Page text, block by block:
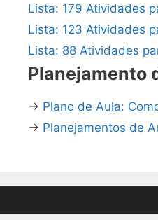
Lista: 179 Atividades
Lista: 123 Atividades
Lista: 88 Atividades
Planejamento
→ Plano de Aula:
→ Planejamentos de